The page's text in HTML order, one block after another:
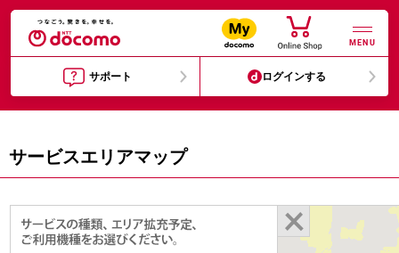
MENU
サポート ログインする
サービスエリアマップ